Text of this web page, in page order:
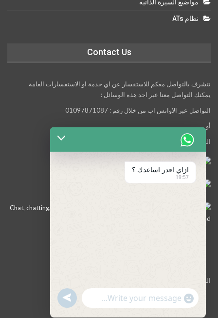
مواضيع السيرة الذاتيه
نظام ATs
Contact Us
نتشرف بالتواصل معكم للاستفسار عن اي خدمة او الاستفسارات العامة
يمكنك التواصل معنا عبر احد هذه الوسائل :
التواصل عبر الاواتس اب من خلال رقم : 01097871087
أو
التواصل معنا عبر مواقع التواصل الاجتماعي التالية :
التواصل معنا علي الايميل التالي :
ازاي اقدر اساعدك ؟
19:57
"+CHATY_SETTINGS.LANG.EMOJI_PICKER+"
WhatsApp
UNDEFINED